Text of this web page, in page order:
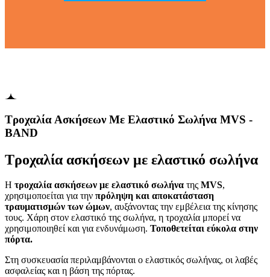
Τροχαλία Ασκήσεων Με Ελαστικό Σωλήνα MVS -
BAND
Tροχαλία ασκήσεων με ελαστικό σωλήνα
Η τροχαλία ασκήσεων με ελαστικό σωλήνα της MVS,
χρησιμοποείται για την πρόληψη και αποκατάσταση
τραυματισμών των ώμων, αυξάνοντας την εμβέλεια της κίνησης
τους. Χάρη στον ελαστικό της σωλήνα, η τροχαλία μπορεί να
χρησιμοποιηθεί και για ενδυνάμωση. Τοποθετείται εύκολα στην
πόρτα.
Στη συσκευασία περιλαμβάνονται ο ελαστικός σωλήνας, οι λαβές
ασφαλείας και η βάση της πόρτας.